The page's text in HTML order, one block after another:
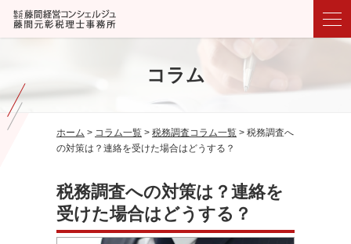
コラム
ホーム > コラム一覧 > 税務調査コラム一覧 > 税務調査へ
の対策は？連絡を受けた場合はどうする？
税務調査への対策は？連絡を
受けた場合はどうする？